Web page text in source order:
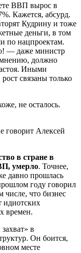
ВВП вырос в
Кажется, абсурд.
Кудрину и тоже
деньги, в том
по нацпроектам.
— даже министр
должно
Иными
связаны только
не осталось.
говорит Алексей
в стране в
умерло. Точнее,
давно прошлась
году говорил
что бизнес
идиотских
времен.
в
Он боится,
месте